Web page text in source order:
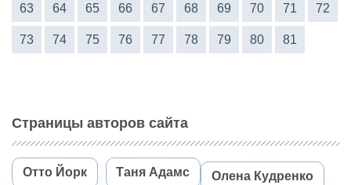
63 64 65 66 67 68 69 70 71 72
73 74 75 76 77 78 79 80 81
Страницы авторов сайта
Отто Йорк Таня Адамс Олена Кудренко